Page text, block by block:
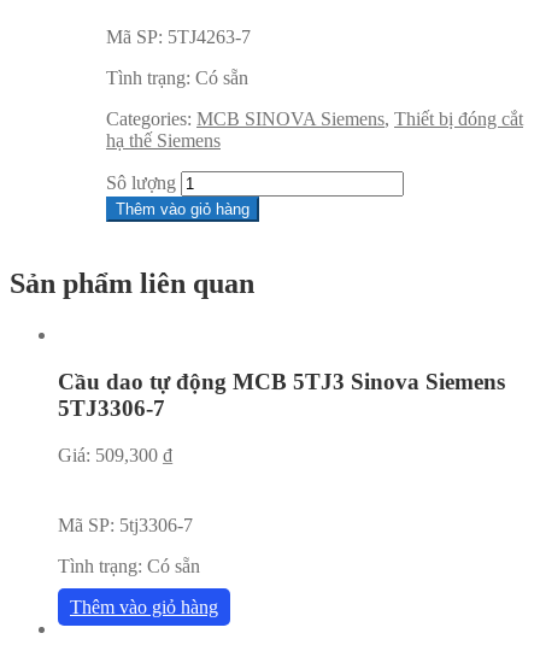
Mã SP: 5TJ4263-7
Tình trạng: Có sẵn
Categories: MCB SINOVA Siemens, Thiết bị đóng cắt
hạ thế Siemens
Sô lượng
Thêm vào giỏ hàng
Sản phẩm liên quan
Cầu dao tự động MCB 5TJ3 Sinova Siemens
5TJ3306-7
Giá: 509,300 ₫
Mã SP: 5tj3306-7
Tình trạng: Có sẵn
Thêm vào giỏ hàng